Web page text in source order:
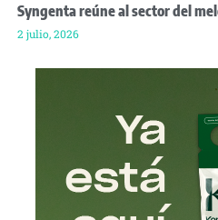
Syngenta reúne al sector del
2 julio, 2026